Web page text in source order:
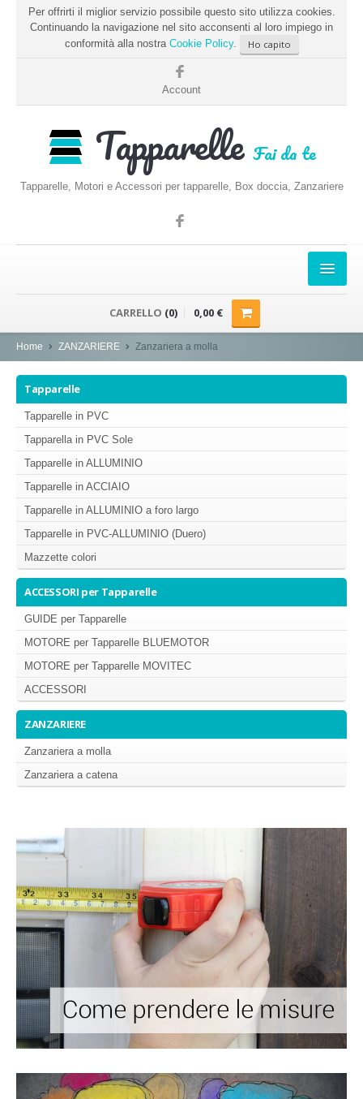
Per offrirti il miglior servizio possibile questo sito utilizza cookies.
Continuando la navigazione nel sito acconsenti al loro impiego in
conformità alla nostra Cookie Policy. Ho capito
Account
Tapparelle Fai da te
Tapparelle, Motori e Accessori per tapparelle, Box doccia, Zanzariere
PRENDERE LE MISURE
DIAMETRO DI ARROTOLAMENTO
TAPPARELLA IN PVC
TAPPARELLA IN ACCIAIO
TAPPARELLA IN PVC-ALLUMINIO (DUERO)
TIPI DI MANOVRA
COLORI TAPPARELLE
CARRELLO (0) 0,00 €
Home ZANZARIERE Zanzariera a molla
Tapparelle
Tapparelle in PVC
Tapparella in PVC Sole
Tapparelle in ALLUMINIO
Tapparelle in ACCIAIO
Tapparelle in ALLUMINIO a foro largo
Tapparelle in PVC-ALLUMINIO (Duero)
Mazzette colori
ACCESSORI per Tapparelle
GUIDE per Tapparelle
MOTORE per Tapparelle BLUEMOTOR
MOTORE per Tapparelle MOVITEC
ACCESSORI
ZANZARIERE
Zanzariera a molla
Zanzariera a catena